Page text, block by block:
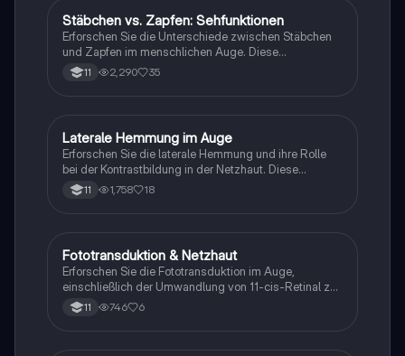
Biologie
Stäbchen vs. Zapfen: Sehfunktionen
Erforschen Sie die Unterschiede zwischen Stäbchen
und Zapfen im menschlichen Auge. Diese
Zusammenfassung behandelt die Struktur, Funktion,
Lichtempfindlichkeit und die Rolle der
11 2,290 35
Biologie
Laterale Hemmung im Auge
Erforschen Sie die laterale Hemmung und ihre Rolle
bei der Kontrastbildung in der Netzhaut. Diese
Zusammenfassung behandelt die Funktionsweise
von Fotorezeptoren, die Anpassung des Auges an
11 1,758 18
Biologie
Fototransduktion & Netzhaut
Erforschen Sie die Fototransduktion im Auge,
einschließlich der Umwandlung von 11-cis-Retinal zu
all-trans-Retinal, der Rolle von Rhodopsin und
Transducin sowie der Struktur und Funktion der
11 746 6